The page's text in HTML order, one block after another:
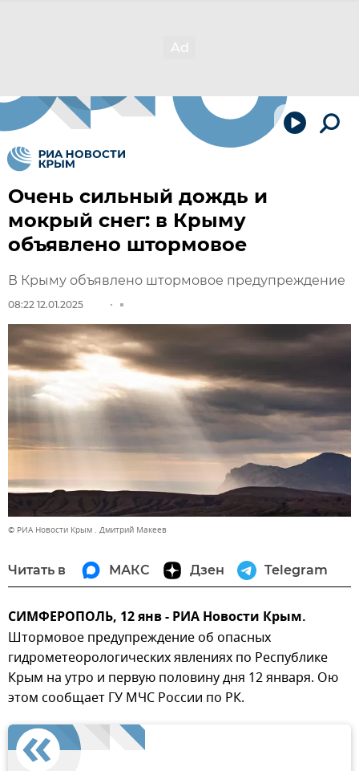
Очень сильный дождь и
мокрый снег: в Крыму
объявлено штормовое
В Крыму объявлено штормовое предупреждение
08:22 12.01.2025
© РИА Новости Крым . Дмитрий Макеев
Читать в МАКС Дзен Telegram
СИМФЕРОПОЛЬ, 12 янв - РИА Новости Крым.
Штормовое предупреждение об опасных
гидрометеорологических явлениях по Республике
Крым на утро и первую половину дня 12 января. Ою
этом сообщает ГУ МЧС России по РК.